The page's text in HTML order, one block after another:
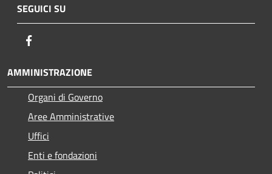
SEGUICI SU
AMMINISTRAZIONE
Organi di Governo
Aree Amministrative
Uffici
Enti e fondazioni